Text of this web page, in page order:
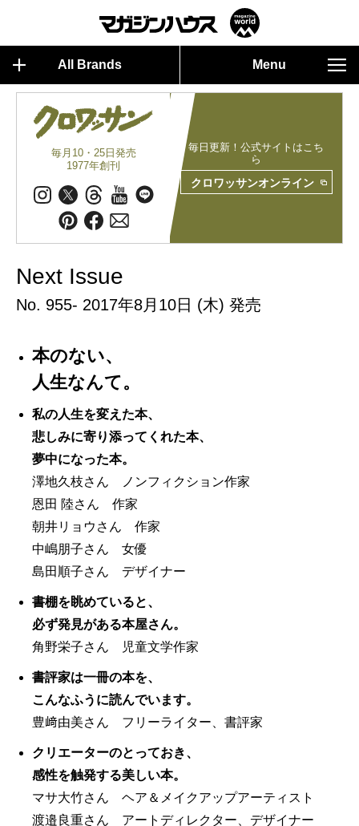
All Brands Menu
毎月10・25日発売
1977年創刊
毎日更新！公式サイトはこち
ら
クロワッサンオンライン
Next Issue
No. 955- 2017年8月10日 (木) 発売
本のない、
人生なんて。
私の人生を変えた本、
悲しみに寄り添ってくれた本、
夢中になった本。
澤地久枝さん ノンフィクション作家
恩田 陸さん 作家
朝井リョウさん 作家
中嶋朋子さん 女優
島田順子さん デザイナー
書棚を眺めていると、
必ず発見がある本屋さん。
角野栄子さん 児童文学作家
書評家は一冊の本を、
こんなふうに読んでいます。
豊﨑由美さん フリーライター、書評家
クリエーターのとっておき、
感性を触発する美しい本。
マサ大竹さん ヘア＆メイクアップアーティスト
渡邉良重さん アートディレクター、デザイナー